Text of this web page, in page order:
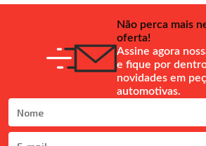
Não perca mais
oferta!
Assine agora
e fique por
novidades em
automotivas.